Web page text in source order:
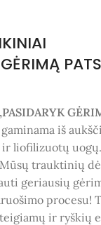
iš
liofilizuotų
trauktinių
geriausių
procesu!
ir ryškių